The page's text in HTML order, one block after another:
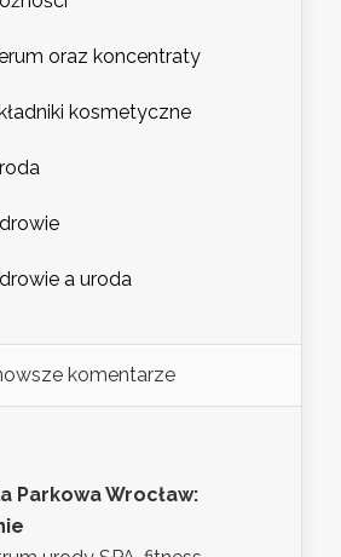
oraz koncentraty
kosmetyczne
a uroda
komentarze
Parkowa Wrocław: